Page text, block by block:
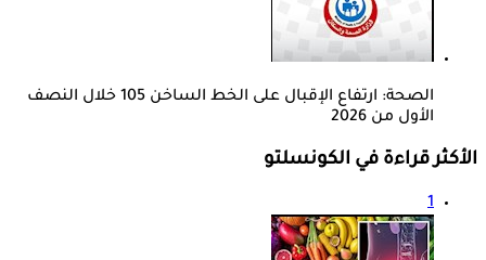
الصحة: ارتفاع الإقبال على الخط الساخن 105 خلال النصف
الأول من 2026
الأكثر قراءة في الكونسلتو
1